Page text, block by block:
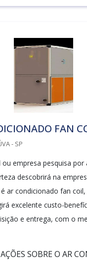
FAN
- SP
ou empresa pesquisa por
descobrirá na
ar condicionado fan
excelente custo-
e entrega, com o
SOBRE O AR